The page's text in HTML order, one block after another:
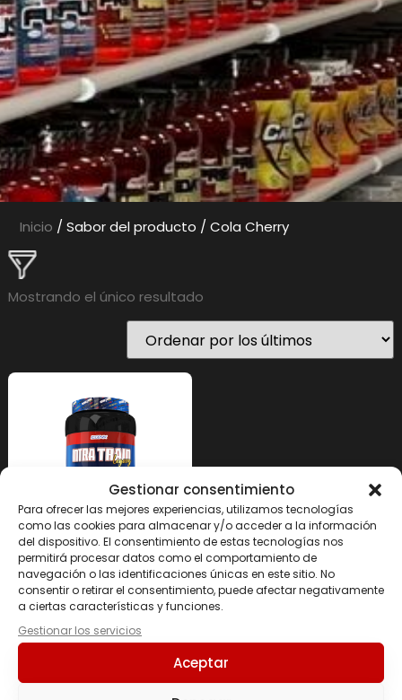
Gestionar consentimiento
Para ofrecer las mejores experiencias, utilizamos tecnologías
como las cookies para almacenar y/o acceder a la información
del dispositivo. El consentimiento de estas tecnologías nos
permitirá procesar datos como el comportamiento de
navegación o las identificaciones únicas en este sitio. No
consentir o retirar el consentimiento, puede afectar negativamente
a ciertas características y funciones.
Gestionar los servicios
Aceptar
Inicio / Sabor del producto / Cola Cherry
Precio
En stock
En oferta(0)
226ERS(0)
AMIX(158)
BAVARIAN ELITE(0)
BIG(0)
IO GENIX(0)
SERVIVITA(30)
Categorías del producto
Mostrando el único resultado
INTRA TRAIN LEGACY
44.95€
Seleccionar